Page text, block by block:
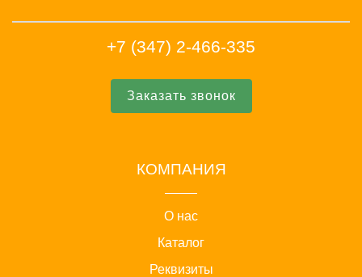
+7 (347) 2-466-335
Заказать звонок
КОМПАНИЯ
О нас
Каталог
Реквизиты